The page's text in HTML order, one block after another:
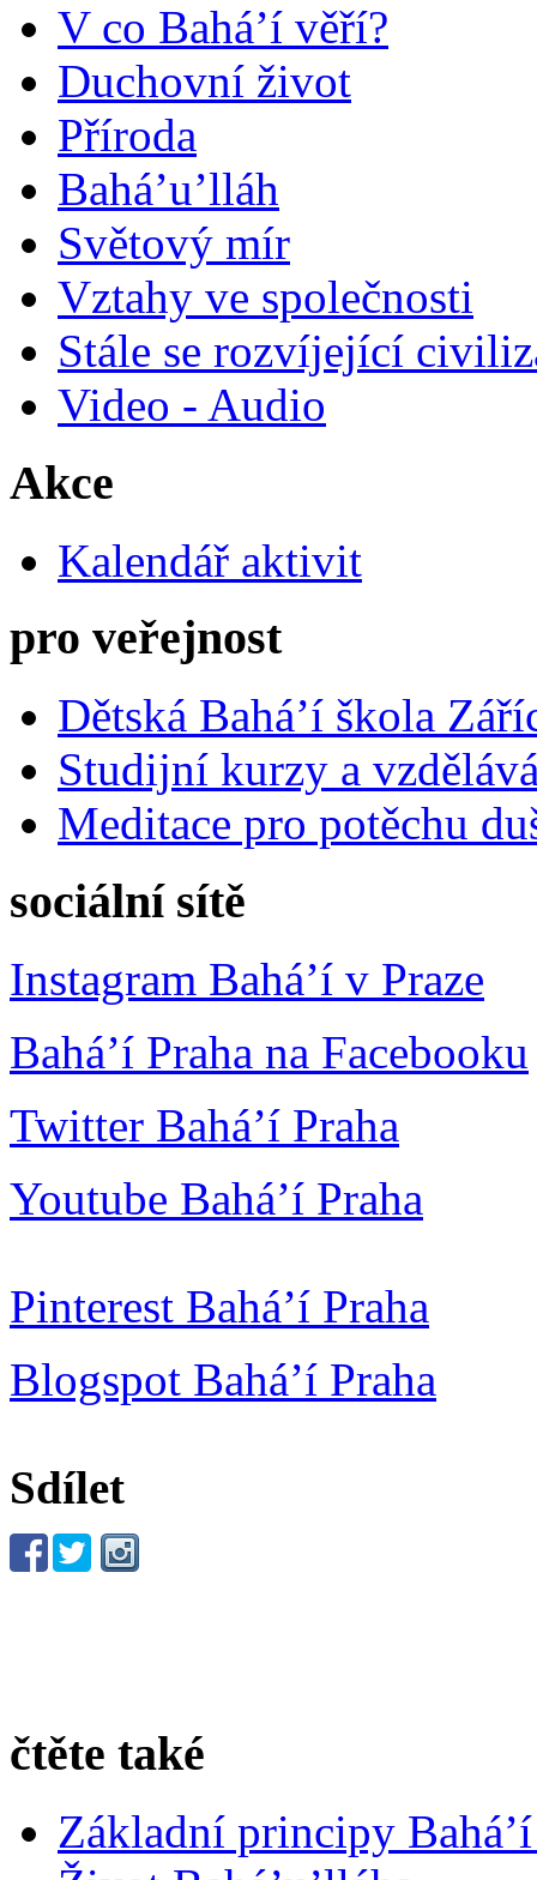
V co Bahá’í věří?
Duchovní život
Příroda
Bahá’u’lláh
Světový mír
Vztahy ve společnosti
Stále se rozvíjející
Video - Audio
Akce
Kalendář aktivit
pro veřejnost
Dětská Bahá’í škola
Studijní kurzy a
Meditace pro potěchu
sociální sítě
Instagram Bahá’í v Praze
Bahá’í Praha na Facebooku
Twitter Bahá’í Praha
Youtube Bahá’í Praha
Pinterest Bahá’í Praha
Blogspot Bahá’í Praha
Sdílet
čtěte také
Základní principy